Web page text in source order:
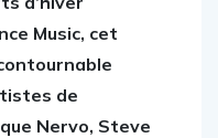
Music, cet
de
Nervo, Steve